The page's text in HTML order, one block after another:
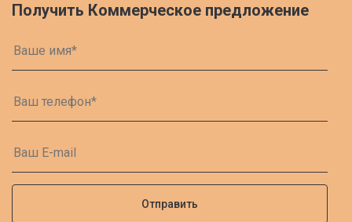
Получить Коммерческое предложение